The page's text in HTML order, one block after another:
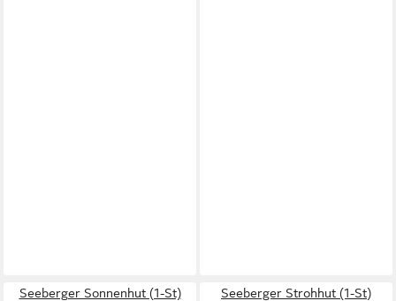
Seeberger Sonnenhut (1-St)
Seeberger Strohhut (1-St)